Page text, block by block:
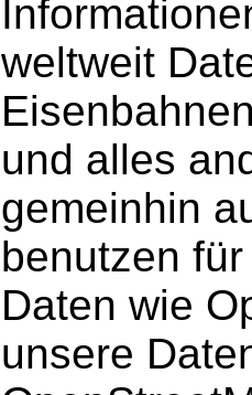
weltweit
und alles
gemeinhin
benutzen
Daten wie
unsere